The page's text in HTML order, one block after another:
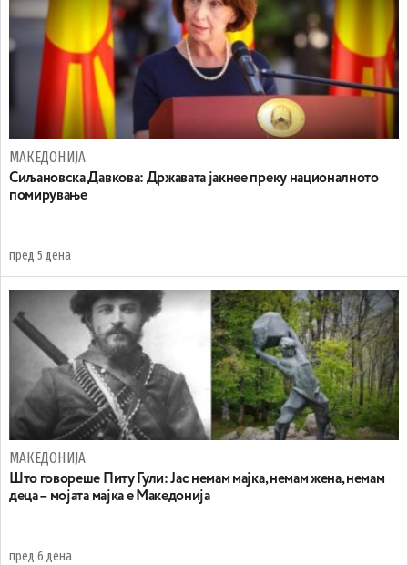
МАКЕДОНИЈА
Сиљановска Давкова: Државата јакнее преку националното
помирување
пред 5 дена
МАКЕДОНИЈА
Што говореше Питу Гули: Јас немам мајка, немам жена, немам
деца – мојата мајка е Македонија
пред 6 дена